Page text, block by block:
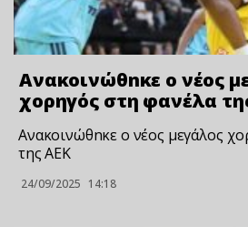
Ανακοινώθnκε ο νέος
χορηγός στη φανέλα
Ανακοινώθnκε ο νέος μεγάλος
της ΑΕΚ
24/09/2025 14:18